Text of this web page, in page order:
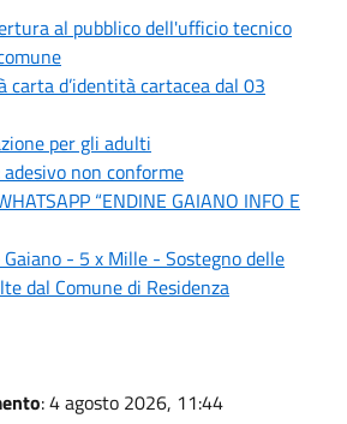
al pubblico dell'ufficio tecnico
carta d’identità cartacea dal 03
per gli adulti
non conforme
“ENDINE GAIANO INFO E
- 5 x Mille - Sostegno delle
dal Comune di Residenza
: 4 agosto 2026, 11:44